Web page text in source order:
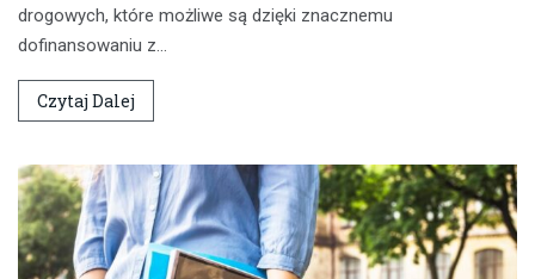
drogowych, które możliwe są dzięki znacznemu
dofinansowaniu z…
Czytaj Dalej